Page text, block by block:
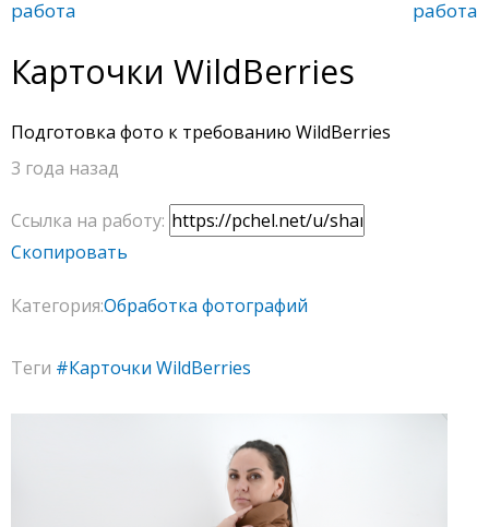
работа
работа
Карточки WildBerries
Подготовка фото к требованию WildBerries
3 года назад
Ссылка на работу:
Скопировать
Категория:Обработка фотографий
Теги #Карточки WildBerries